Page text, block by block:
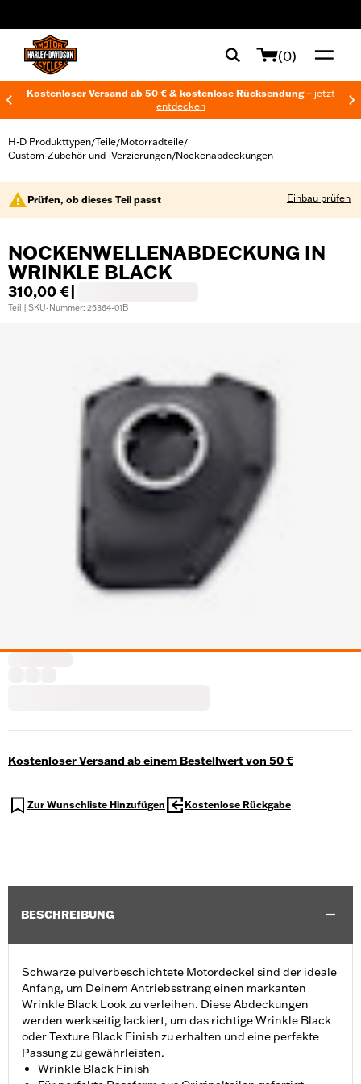
(0)
Kostenloser Versand ab 50 € & kostenlose Rücksendung – jetzt
entdecken
H-D Produkttypen/Teile/Motorradteile/
Custom-Zubehör und -Verzierungen/Nockenabdeckungen
Prüfen, ob dieses Teil passt Einbau prüfen
NOCKENWELLENABDECKUNG IN
WRINKLE BLACK
310,00 €
Teil | SKU-Nummer: 25364-01B
Kostenloser Versand ab einem Bestellwert von 50 €
Zur Wunschliste Hinzufügen Kostenlose Rückgabe
BESCHREIBUNG
Schwarze pulverbeschichtete Motordeckel sind der ideale
Anfang, um Deinem Antriebsstrang einen markanten
Wrinkle Black Look zu verleihen. Diese Abdeckungen
werden werkseitig lackiert, um das richtige Wrinkle Black
oder Texture Black Finish zu erhalten und eine perfekte
Passung zu gewährleisten.
Wrinkle Black Finish